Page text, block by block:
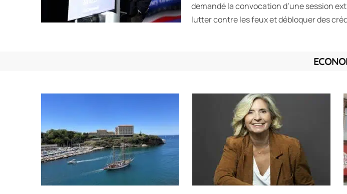
demandé la convocation d’une session
lutter contre les feux et débloquer des